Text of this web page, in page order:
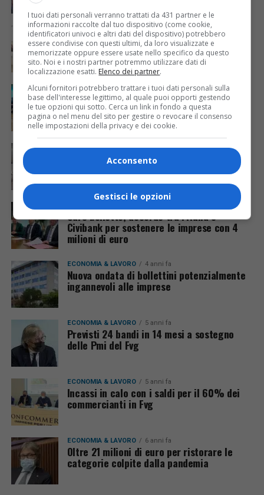
INNOVAZIONE 2 anni fa
Assemblea degli Agenti di commercio, un
nuovo sguardo su IA e rinnovo
generazionale
CRONACA & ATTUALITÀ 3 anni fa
Bini annuncia: «Prestiti a tassi agevolati
per le imprese colpite dal maltempo»
ECONOMIA & LAVORO 3 anni fa
Dottorati innovativi finanziati dal Pnrr:
l’Università “apre” alle necessità delle
imprese
Caro bollette, accordo tra Friulia e
Civibank per sostenere le imprese con 4
milioni di euro
ECONOMIA & LAVORO 4 anni fa
Nuova ondata di bollettini potenzialmente
ingannevoli alle imprese
ECONOMIA & LAVORO 5 anni fa
Previsti 24 bandi in 14 mesi a sostegno
delle Pmi del Fvg
ECONOMIA & LAVORO 5 anni fa
Incassi in calo con i saldi per il 60% dei
commercianti in Fvg
ECONOMIA & LAVORO 6 anni fa
Oltre 21 milioni di euro per ristorare le
categorie colpite dalla pandemia
I tuoi dati personali verranno trattati da 431 partner e le
informazioni raccolte dal tuo dispositivo (come cookie,
identificatori univoci e altri dati del dispositivo) potrebbero
essere condivise con questi ultimi, da loro visualizzate e
memorizzate oppure essere usate nello specifico da questo
sito. Noi e i nostri partner potremmo utilizzare dati di
localizzazione esatti. Elenco dei partner.
Alcuni fornitori potrebbero trattare i tuoi dati personali sulla
base dell'interesse legittimo, al quale puoi opporti gestendo
le tue opzioni qui sotto. Cerca un link in fondo a questa
pagina o nel menu del sito per gestire o revocare il consenso
nelle impostazioni della privacy e dei cookie.
Acconsento
Gestisci le opzioni